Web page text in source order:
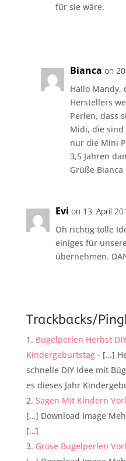
für sie wäre.
Bianca on
Hallo Mandy,
Herstellers
Perlen, dass
Midi, die sind
nur die Mini
3,5 Jahren
Grüße Bianca
Evi on 13. April
Oh richtig tolle
einiges für
übernehmen.
Trackbacks/
Bügelperlen Herbst
Kindergeburtstag- […]
schnelle DIY Idee mit
es dieses Jahr
Sagen Mit Kindern
[…] Download Image
[…]
Grose Bugelperlen